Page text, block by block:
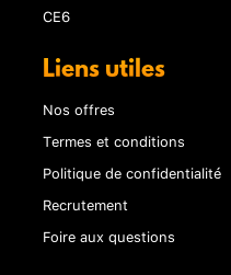
CE6
Liens utiles
Nos offres
Termes et conditions
Politique de confidentialité
Recrutement
Foire aux questions